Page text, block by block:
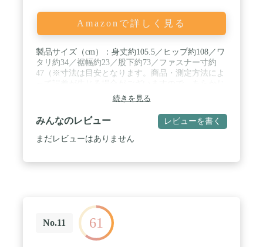
Amazonで詳しく見る
製品サイズ（cm）：身丈約105.5／ヒップ約108／ワ
タリ約34／裾幅約23／股下約73／ファスナー寸約
47（※寸法は目安となります。商品・測定方法によ
めご了承ください。） / 材質：綿100％ / 洗濯表示：
液温は30℃を限度とし、洗濯機で非常に弱い洗濯処
理ができる ／ 塩素系及び酸素系漂白剤の使用禁止
／ タンブル乾燥禁止 ／ 日陰のつり干しがよい ／
底面温度110℃を限度としてスチームなしでアイロ
りする場合がありますので、ご注意ください。 ／
※タンブラー乾燥は、お避けください。 ／ ※クリ
ーニングネットを使用してください。 ／ ※ファス
ナー、付属部分にアイロンを当てないでください。
続きを見る
みんなのレビュー レビューを書く
まだレビューはありません
No.11 61